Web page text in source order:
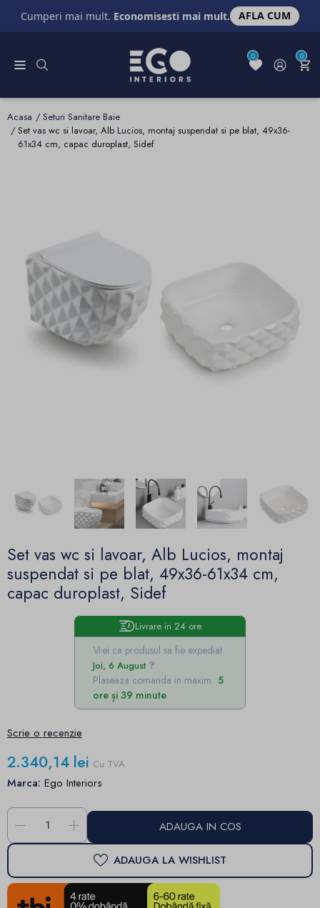
Cumperi mai mult. Economisesti mai mult. AFLA CUM
0 0
Acasa
Seturi Sanitare Baie
Set vas wc si lavoar, Alb Lucios, montaj suspendat si pe blat, 49x36-
61x34 cm, capac duroplast, Sidef
Set vas wc si lavoar, Alb Lucios, montaj
suspendat si pe blat, 49x36-61x34 cm,
capac duroplast, Sidef
Livrare in 24 ore
Vrei ca produsul sa fie expediat
Joi, 6 August
Plaseaza comanda in maxim 5
ore și 39 minute
Scrie o recenzie
2.340,14 lei Cu TVA
Marca: Ego Interiors
- + ADAUGA IN COS
ADAUGA LA WISHLIST